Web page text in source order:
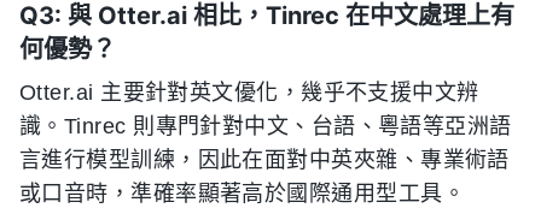
Q3: 與 Otter.ai 相比，Tinrec 在中文處理上有
何優勢？
Otter.ai 主要針對英文優化，幾乎不支援中文辨
識。Tinrec 則專門針對中文、台語、粵語等亞洲語
言進行模型訓練，因此在面對中英夾雜、專業術語
或口音時，準確率顯著高於國際通用型工具。